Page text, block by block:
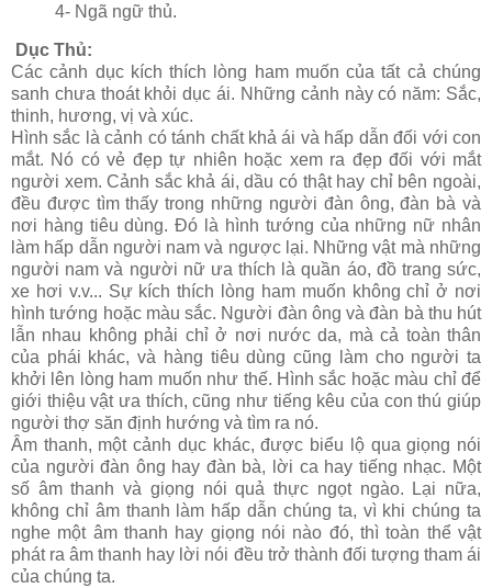
4- Ngã ngữ thủ.
Dục Thủ:
Các cảnh dục kích thích lòng ham muốn của tất cả chúng
sanh chưa thoát khỏi dục ái. Những cảnh này có năm: Sắc,
thinh, hương, vị và xúc.
Hình sắc là cảnh có tánh chất khả ái và hấp dẫn đối với con
mắt. Nó có vẻ đẹp tự nhiên hoặc xem ra đẹp đối với mắt
người xem. Cảnh sắc khả ái, dầu có thật hay chỉ bên ngoài,
đều được tìm thấy trong những người đàn ông, đàn bà và
nơi hàng tiêu dùng. Ðó là hình tướng của những nữ nhân
làm hấp dẫn người nam và ngược lại. Những vật mà những
người nam và người nữ ưa thích là quần áo, đồ trang sức,
xe hơi v.v... Sự kích thích lòng ham muốn không chỉ ở nơi
hình tướng hoặc màu sắc. Người đàn ông và đàn bà thu hút
lẫn nhau không phải chỉ ở nơi nước da, mà cả toàn thân
của phái khác, và hàng tiêu dùng cũng làm cho người ta
khởi lên lòng ham muốn như thế. Hình sắc hoặc màu chỉ để
giới thiệu vật ưa thích, cũng như tiếng kêu của con thú giúp
người thợ săn định hướng và tìm ra nó.
Âm thanh, một cảnh dục khác, được biểu lộ qua giọng nói
của người đàn ông hay đàn bà, lời ca hay tiếng nhạc. Một
số âm thanh và giọng nói quả thực ngọt ngào. Lại nữa,
không chỉ âm thanh làm hấp dẫn chúng ta, vì khi chúng ta
nghe một âm thanh hay giọng nói nào đó, thì toàn thể vật
phát ra âm thanh hay lời nói đều trở thành đối tượng tham ái
của chúng ta.